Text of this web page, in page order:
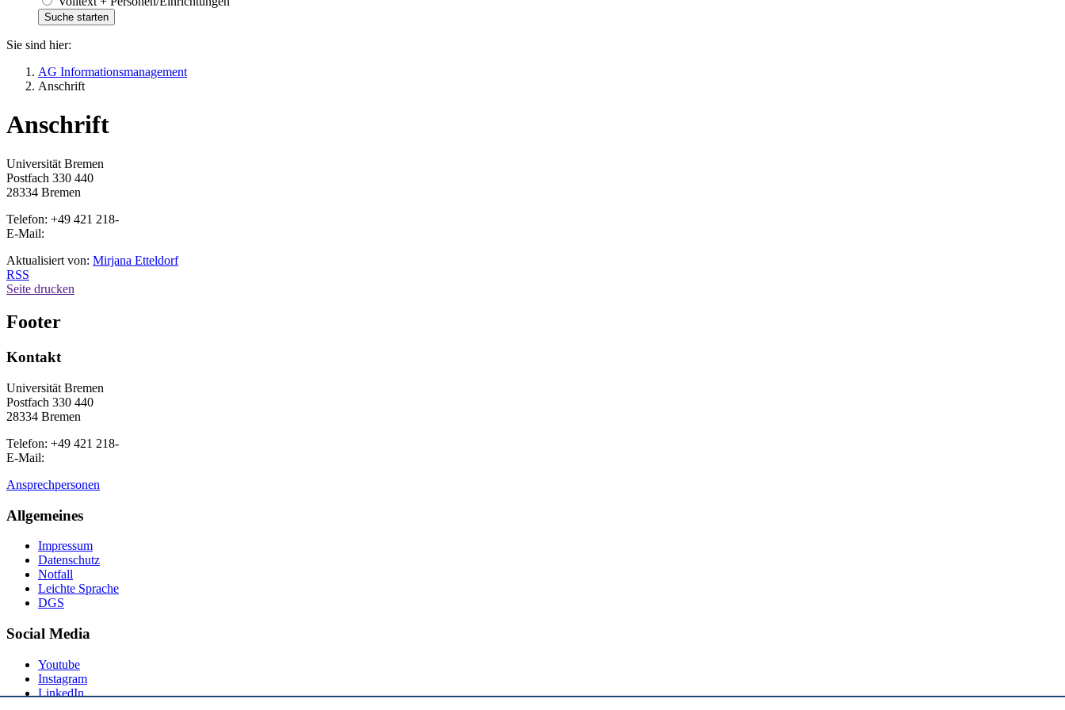
Sie sind hier:
AG Informationsmanagement
Anschrift
Anschrift
Universität Bremen
Postfach 330 440
28334 Bremen
Telefon: +49 421 218-
E-Mail:
Aktualisiert von: Mirjana Etteldorf
RSS
Seite drucken
Footer
Kontakt
Universität Bremen
Postfach 330 440
28334 Bremen
Telefon: +49 421 218-
E-Mail:
Ansprechpersonen
Allgemeines
Impressum
Datenschutz
Notfall
Leichte Sprache
DGS
Social Media
Youtube
Instagram
LinkedIn